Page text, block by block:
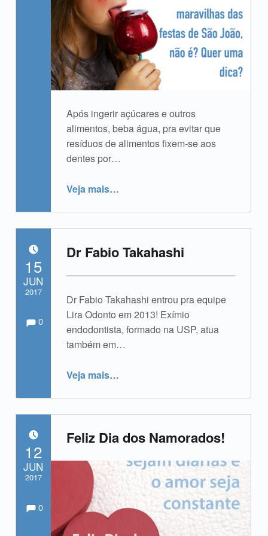
Após ingerir açúcares e outros
alimentos, beba água, pra evitar que
resíduos de alimentos fixem-se aos
dentes por…
Veja mais“É necessário resistir às maravilhas das festas de São João?”
…
Dr Fabio Takahashi
Dr Fabio Takahashi entrou pra equipe
Lira Odonto em 2013! Exímio
endodontista, formado na USP, atua
também em…
Veja mais…
POSTADO EM:
15
JUN
2017
Escrito por:Comentários:
Comments:
0
Feliz Dia dos Namorados!
POSTADO EM:
12
JUN
2017
Escrito por: Comments:
0